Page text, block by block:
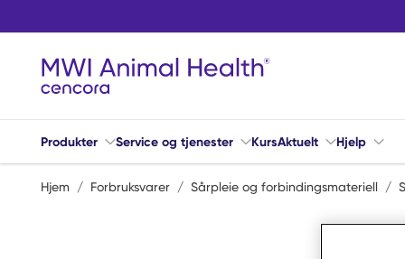
Produkter Service og tjenester KursAktuelt Hjelp
Hjem / Forbruksvarer / Sårpleie og forbindingsmateriell /